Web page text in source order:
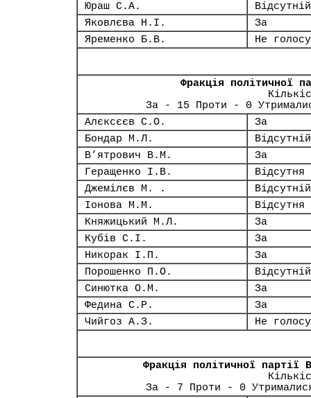
Юраш С.А.
Відсутній
Яковлєва Н.І.
За
Яременко Б.В.
Не
Фракція політичної
За - 15 Проти - 0
Алєксєєв С.О.
За
Бондар М.Л.
Відсутній
В’ятрович В.М.
За
Геращенко І.В.
Відсутня
Джемілєв М. .
Відсутній
Іонова М.М.
Відсутня
Княжицький М.Л.
За
Кубів С.І.
За
Никорак І.П.
За
Порошенко П.О.
Відсутній
Синютка О.М.
За
Федина С.Р.
За
Чийгоз А.З.
Не
Фракція політичної партії
За - 7 Проти - 0